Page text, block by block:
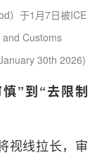
）于1月7日被ICE
Customs
30th 2026)
”到“去限制
视线拉长，审